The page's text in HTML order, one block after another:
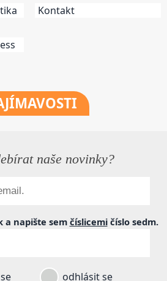
Kontakt
naše novinky?
a napište sem číslicemičíslo sedm.
odhlásit se